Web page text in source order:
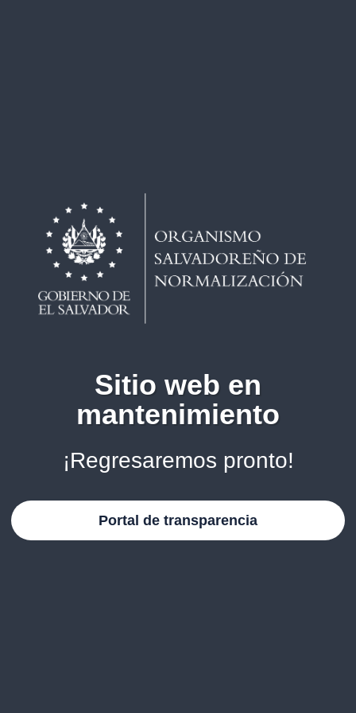
Sitio web en
mantenimiento
¡Regresaremos pronto!
Portal de transparencia